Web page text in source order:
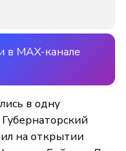
в MAX-канале
в одну
на открытии